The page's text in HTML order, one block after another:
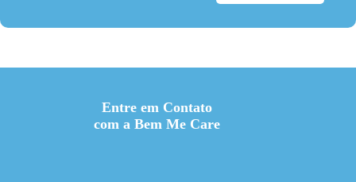
Entre em Contato
com a Bem Me Care